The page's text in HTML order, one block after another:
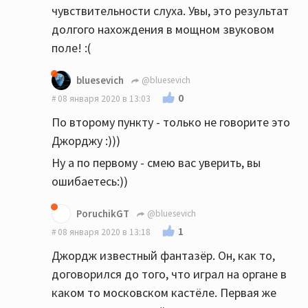
чувствительности слуха. Увы, это результат
долгого нахождения в мощном звуковом
поле! :(
bluesevich
@bluesevich
08 января 2020 в 13:03
0
По второму пункту - только не говорите это
Джорджу :)))
Ну а по первому - смею вас уверить, вы
ошибаетесь:))
PoruchikGT
@bluesevich
08 января 2020 в 13:18
1
Джордж известный фантазёр. Он, как то,
договорился до того, что играл на органе в
каком то московском кастёле. Первая же